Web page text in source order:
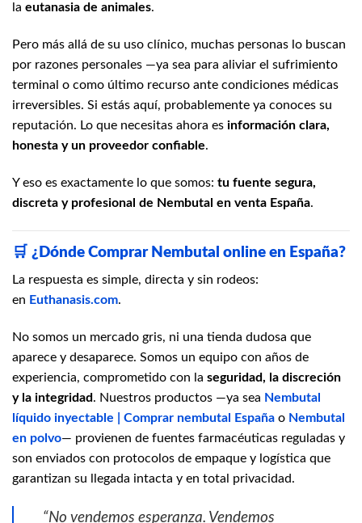
la eutanasia de animales.
Pero más allá de su uso clínico, muchas personas lo buscan
por razones personales —ya sea para aliviar el sufrimiento
terminal o como último recurso ante condiciones médicas
irreversibles. Si estás aquí, probablemente ya conoces su
reputación. Lo que necesitas ahora es información clara,
honesta y un proveedor confiable.
Y eso es exactamente lo que somos: tu fuente segura,
discreta y profesional de Nembutal en venta España.
🛒 ¿Dónde Comprar Nembutal online en España?
La respuesta es simple, directa y sin rodeos:
en Euthanasis.com.
No somos un mercado gris, ni una tienda dudosa que
aparece y desaparece. Somos un equipo con años de
experiencia, comprometido con la seguridad, la discreción
y la integridad. Nuestros productos —ya sea Nembutal
líquido inyectable | Comprar nembutal España o Nembutal
en polvo— provienen de fuentes farmacéuticas reguladas y
son enviados con protocolos de empaque y logística que
garantizan su llegada intacta y en total privacidad.
“No vendemos esperanza. Vendemos